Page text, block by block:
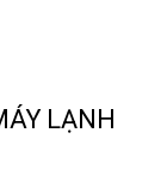
LẠNH